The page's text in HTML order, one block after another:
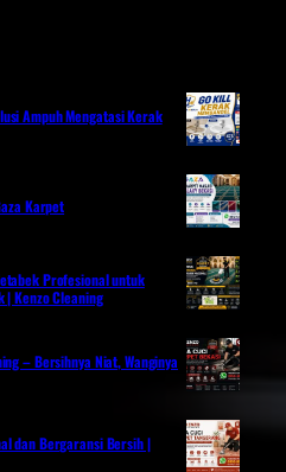
Ampuh Mengatasi Kerak
Karpet
Profesional untuk
| Kenzo Cleaning
– Bersihnya Niat, Wanginya
dan Bergaransi Bersih |